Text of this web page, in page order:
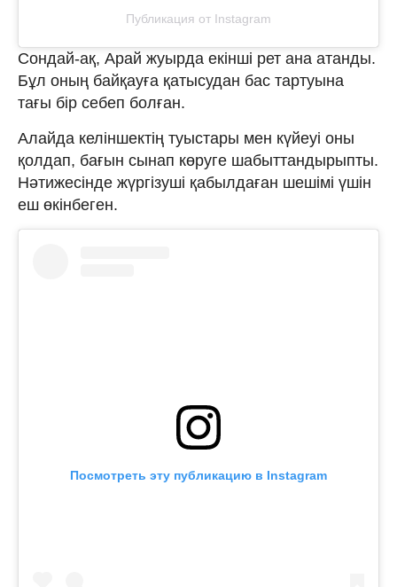
Публикация от Instagram
Сондай-ақ, Арай жуырда екінші рет ана атанды.
Бұл оның байқауға қатысудан бас тартуына
тағы бір себеп болған.
Алайда келіншектің туыстары мен күйеуі оны
қолдап, бағын сынап көруге шабыттандырыпты.
Нәтижесінде жүргізуші қабылдаған шешімі үшін
еш өкінбеген.
Посмотреть эту публикацию в Instagram